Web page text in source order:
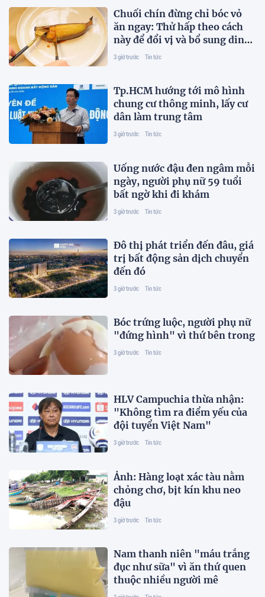
Chuối chín đừng chỉ bóc vỏ
ăn ngay: Thử hấp theo cách
này để đổi vị và bổ sung dinh
dưỡng
3 giờ trước Tin tức
Tp.HCM hướng tới mô hình
chung cư thông minh, lấy cư
dân làm trung tâm
3 giờ trước Tin tức
Uống nước đậu đen ngâm mỗi
ngày, người phụ nữ 59 tuổi
bất ngờ khi đi khám
3 giờ trước Tin tức
Đô thị phát triển đến đâu, giá
trị bất động sản dịch chuyển
đến đó
3 giờ trước Tin tức
Bóc trứng luộc, người phụ nữ
"đứng hình" vì thứ bên trong
3 giờ trước Tin tức
HLV Campuchia thừa nhận:
"Không tìm ra điểm yếu của
đội tuyển Việt Nam"
3 giờ trước Tin tức
Ảnh: Hàng loạt xác tàu nằm
chỏng chơ, bịt kín khu neo
đậu
3 giờ trước Tin tức
Nam thanh niên "máu trắng
đục như sữa" vì ăn thứ quen
thuộc nhiều người mê